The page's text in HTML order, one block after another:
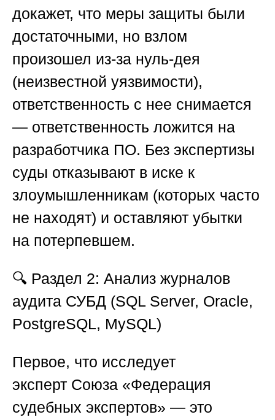
докажет, что меры защиты были
достаточными, но взлом
произошел из-за нуль-дея
(неизвестной уязвимости),
ответственность с нее снимается
— ответственность ложится на
разработчика ПО. Без экспертизы
суды отказывают в иске к
злоумышленникам (которых часто
не находят) и оставляют убытки
на потерпевшем.
🔍 Раздел 2: Анализ журналов
аудита СУБД (SQL Server, Oracle,
PostgreSQL, MySQL)
Первое, что исследует
эксперт Союза «Федерация
судебных экспертов» — это